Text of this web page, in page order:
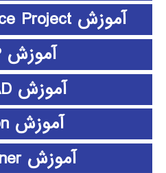
آموزش Microsoft Office Project
آموزش PHP
آموزش PSCAD
آموزش python
آموزش rapidminer